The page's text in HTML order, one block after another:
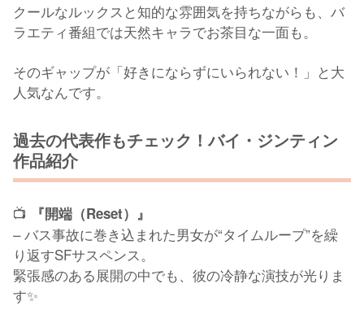
クールなルックスと知的な雰囲気を持ちながらも、バ
ラエティ番組では天然キャラでお茶目な一面も。
そのギャップが「好きにならずにいられない！」と大
人気なんです。
過去の代表作もチェック！バイ・ジンティン
作品紹介
📺 『開端（Reset）』
– バス事故に巻き込まれた男女が“タイムループ”を繰
り返すSFサスペンス。
緊張感のある展開の中でも、彼の冷静な演技が光りま
す✨